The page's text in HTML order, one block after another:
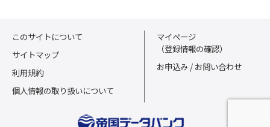
このサイトについて
サイトマップ
利用規約
個人情報の取り扱いについて
マイページ
（登録情報の確認）
お申込み / お問い合わせ